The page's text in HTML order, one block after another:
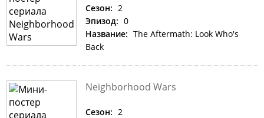
Сезон: 2
Эпизод: 0
Название: The Aftermath: Look Who's
Back
Neighborhood Wars
Сезон: 2